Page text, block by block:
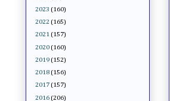
2023 (160)
2022 (165)
2021 (157)
2020 (160)
2019 (152)
2018 (156)
2017 (157)
2016 (206)